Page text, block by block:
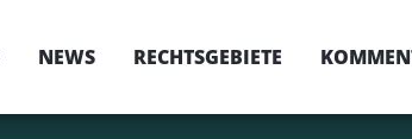
NEWS RECHTSGEBIETE